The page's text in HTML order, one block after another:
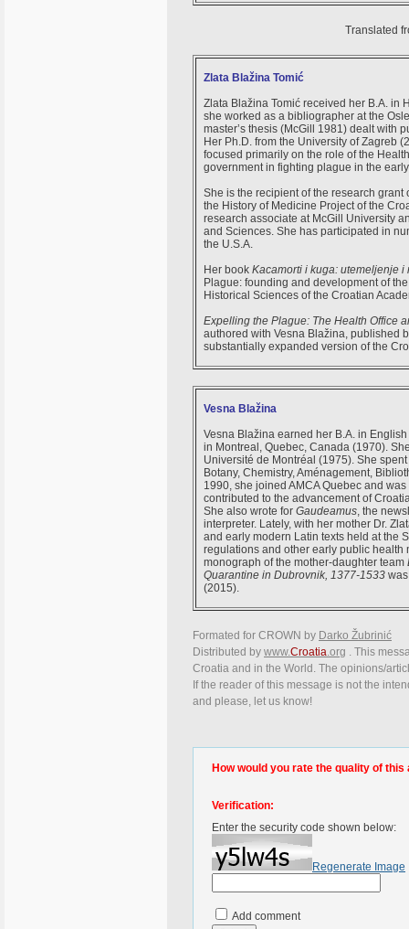
Translated
Zlata Blažina Tomić
Zlata Blažina Tomić received her B.A. in
she worked as a bibliographer at the
master’s thesis (McGill 1981) dealt with
Her Ph.D. from the University of Zagreb
focused primarily on the role of the
government in fighting plague in the
She is the recipient of the research grant
the History of Medicine Project of the
research associate at McGill University
and Sciences. She has participated in
the U.S.A.
Her book Kacamorti i kuga: utemeljenje
Plague: founding and development of
Historical Sciences of the Croatian
Expelling the Plague: The Health Office
authored with Vesna Blažina, published
substantially expanded version of the
Vesna Blažina
Vesna Blažina earned her B.A. in
in Montreal, Quebec, Canada (1970).
Université de Montréal (1975). She
Botany, Chemistry, Aménagement,
1990, she joined AMCA Quebec and
contributed to the advancement of
She also wrote for Gaudeamus, the
interpreter. Lately, with her mother Dr.
and early modern Latin texts held at the
regulations and other early public
monograph of the mother-daughter team
Quarantine in Dubrovnik, 1377-1533
(2015).
Formated for CROWN by Darko Žubrinić
Distributed by www.Croatia.org . This
Croatia and in the World. The opinions/
If the reader of this message is not the
and please, let us know!
How would you rate the quality of this
Verification:
Enter the security code shown below:
Regenerate Image
Add comment